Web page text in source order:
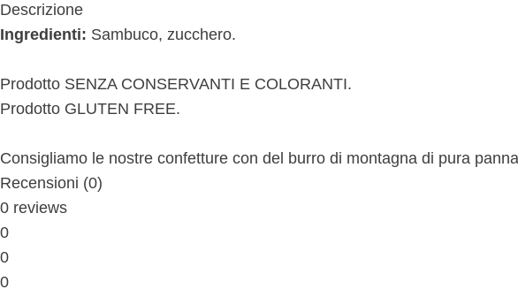
Descrizione
Ingredienti: Sambuco, zucchero.
Prodotto SENZA CONSERVANTI E COLORANTI.
Prodotto GLUTEN FREE.
Consigliamo le nostre confetture con del burro di montagna di pura
Recensioni (0)
0 reviews
0
0
0